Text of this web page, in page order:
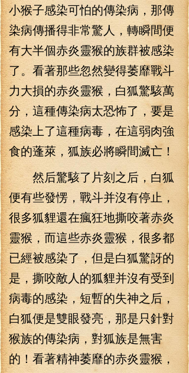
小猴子感染可怕的傳染病，那傳
染病傳播得非常驚人，轉瞬間便
有大半個赤炎靈猴的族群被感染
了。看著那些忽然變得萎靡戰斗
力大損的赤炎靈猴，白狐驚駭萬
分，這種傳染病太恐怖了，要是
感染上了這種病毒，在這弱肉強
食的蓬萊，狐族必將瞬間滅亡！
然后驚駭了片刻之后，白狐
便有些發愣，戰斗并沒有停止，
很多狐貍還在瘋狂地撕咬著赤炎
靈猴，而這些赤炎靈猴，很多都
已經被感染了，但是白狐驚訝的
是，撕咬敵人的狐貍并沒有受到
病毒的感染，短暫的失神之后，
白狐便是雙眼發亮，那是只針對
猴族的傳染病，對狐族是無害
的！看著精神萎靡的赤炎靈猴，